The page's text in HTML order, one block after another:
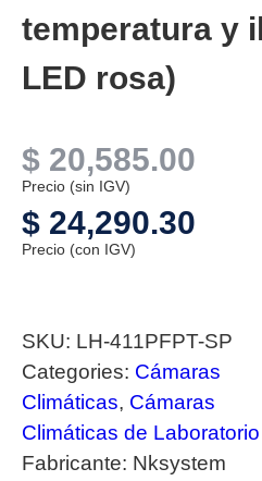
temperatura y
LED rosa)
$ 20,585.00
Precio (sin IGV)
$ 24,290.30
Precio (con IGV)
SKU: LH-411PFPT-SP
Categories: Cámaras
Climáticas, Cámaras
Climáticas de Laboratorio
Fabricante: Nksystem